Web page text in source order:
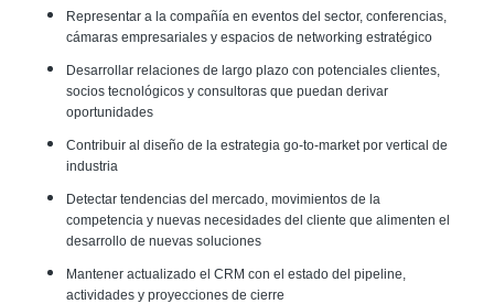
Representar a la compañía en eventos del sector, conferencias,
cámaras empresariales y espacios de networking estratégico
Desarrollar relaciones de largo plazo con potenciales clientes,
socios tecnológicos y consultoras que puedan derivar
oportunidades
Contribuir al diseño de la estrategia go-to-market por vertical de
industria
Detectar tendencias del mercado, movimientos de la
competencia y nuevas necesidades del cliente que alimenten el
desarrollo de nuevas soluciones
Mantener actualizado el CRM con el estado del pipeline,
actividades y proyecciones de cierre